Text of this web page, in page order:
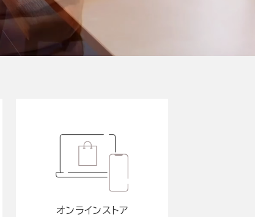
オンラインストア